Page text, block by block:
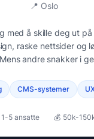
📍 Oslo
med å skille deg ut på
raske nettsider og
andre snakker i
tydelig
resultater.
CMS-systemer
1-5 ansatte 💰 50k-